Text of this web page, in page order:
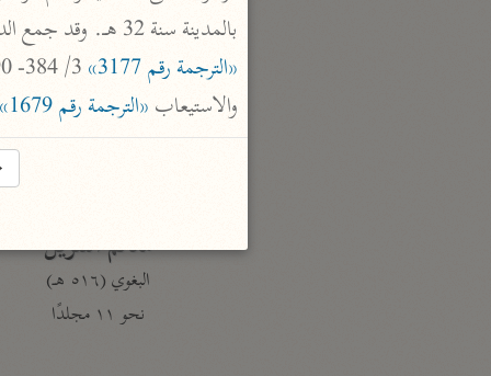
تفسير القرآن العظيم
ابن كثير (٧٧٤ هـ)
نحو ١٩ مجلدًا
الجامع لأحكام القرآن
معالم التنزيل
البغوي (٥١٦ هـ)
نحو ١١ مجلدًا
بالمدينة سنة 32 هـ. وقد جمع الدكتور محمد أحمد عيسوي تفسيره ودرسه. (تفسير ابن مسعود للعيسوي (المقدمة) ، وأسد الغابة
«الترجمة رقم 3177»
والاستيعاب «الترجمة رقم 1679»